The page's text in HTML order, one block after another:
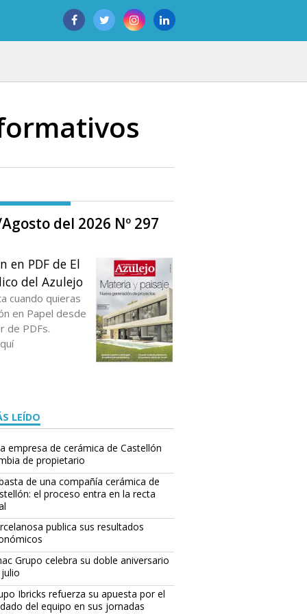
del 2026 Nº 297
en PDF de El
del Azulejo
cuando quieras
en Papel desde
de PDFs.
LEÍDO
empresa de cerámica de Castellón
de propietario
de una compañía cerámica de
el proceso entra en la recta
publica sus resultados
Grupo celebra su doble aniversario
Ibricks refuerza su apuesta por el
del equipo en sus jornadas